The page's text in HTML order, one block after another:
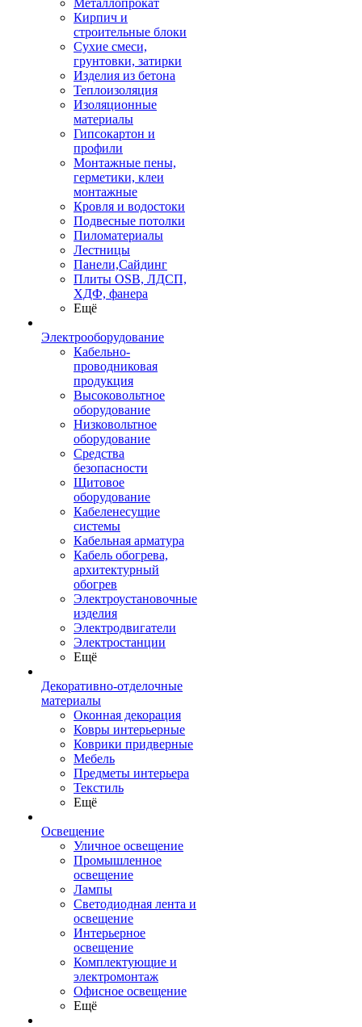
Металлопрокат
Кирпич и
строительные блоки
Сухие смеси,
грунтовки, затирки
Изделия из бетона
Теплоизоляция
Изоляционные
материалы
Гипсокартон и
профили
Монтажные пены,
герметики, клеи
монтажные
Кровля и водостоки
Подвесные потолки
Пиломатериалы
Лестницы
Панели,Сайдинг
Плиты OSB, ЛДСП,
ХДФ, фанера
Ещё
Электрооборудование
Кабельно-
проводниковая
продукция
Высоковольтное
оборудование
Низковольтное
оборудование
Средства
безопасности
Щитовое
оборудование
Кабеленесущие
системы
Кабельная арматура
Кабель обогрева,
архитектурный
обогрев
Электроустановочные
изделия
Электродвигатели
Электростанции
Ещё
Декоративно-отделочные
материалы
Оконная декорация
Ковры интерьерные
Коврики придверные
Мебель
Предметы интерьера
Текстиль
Ещё
Освещение
Уличное освещение
Промышленное
освещение
Лампы
Светодиодная лента и
освещение
Интерьерное
освещение
Комплектующие и
электромонтаж
Офисное освещение
Ещё